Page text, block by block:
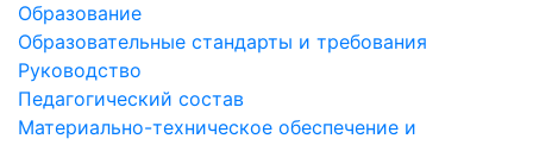
Образование
Образовательные стандарты и требования
Руководство
Педагогический состав
Материально-техническое обеспечение и